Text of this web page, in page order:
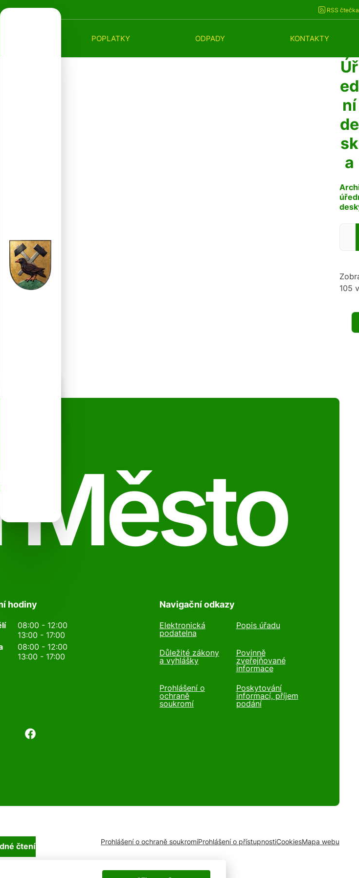
RSS čtečka
POPLATKY ODPADY KONTAKTY
Úř
ed
ní
de
sk
a
105
Město
hodiny
08:00 - 12:00
13:00 - 17:00
08:00 - 12:00
13:00 - 17:00
Navigační odkazy
Elektronická
podatelna
Popis úřadu
Důležité zákony
a vyhlášky
Povinně
zveřejňované
informace
Prohlášení o
ochraně
soukromí
Poskytování
informací, příjem
podání
čtení Prohlášení o ochraně soukromíProhlášení o přístupnostiCookiesMapa webu